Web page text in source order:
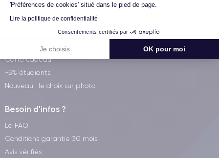
'Préférences de cookies' situé dans le pied de page.
Lire la politique de confidentialité
Consentements certifiés par
Je choisis OK pour moi
Revendez votre smartphone
Parler à un conseiller
Offre Free X CertiDeal
Reprise iPhone
Carte cadeau
-5% étudiants
Nouveau : le choix sur photo
Besoin d'infos ?
La FAQ
Conditions garantie 30 mois
Avis vérifiés